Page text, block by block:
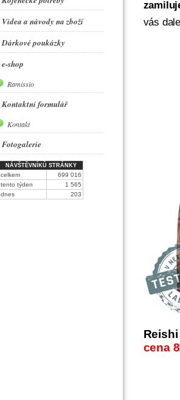
vás
Reishi
cena
Videa a návody na zboží
Dárkové poukázky
e-shop
Ramissio
Kontaktní formulář
Kontakt
Fotogalerie
NÁVŠTĚVNÍKŮ STRÁNKY
celkem
699 016
tento týden
1 565
dnes
203